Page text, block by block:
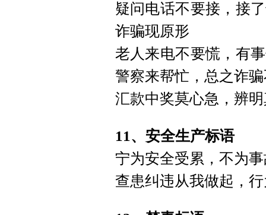
疑问电话不要接，接
诈骗现原形
老人来电不要慌，有
警察来帮忙，总之诈
汇款中奖莫心急，辨
11、安全生产标语
宁为安全受累，不为
查患纠违从我做起，